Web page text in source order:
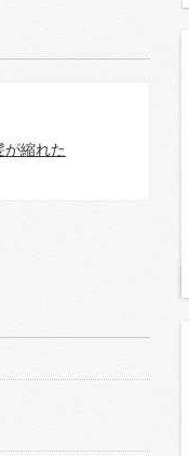
が縮れた